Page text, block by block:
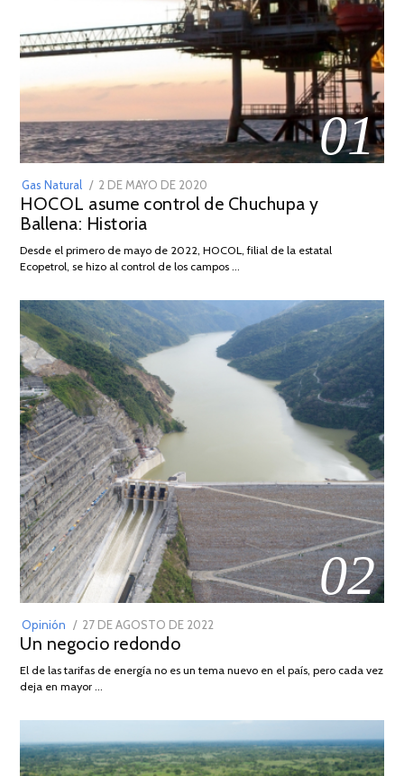
01
Gas Natural
POSTED
ON
2 DE MAYO DE 2020
DE
2026
HOCOL asume control de Chuchupa y
Ballena: Historia
Desde el primero de mayo de 2022, HOCOL, filial de la estatal
Ecopetrol, se hizo al control de los campos …
02
Opinión
POSTED
ON
27 DE AGOSTO DE 2022
DE
Un negocio redondo
El de las tarifas de energía no es un tema nuevo en el país, pero cada vez
deja en mayor …